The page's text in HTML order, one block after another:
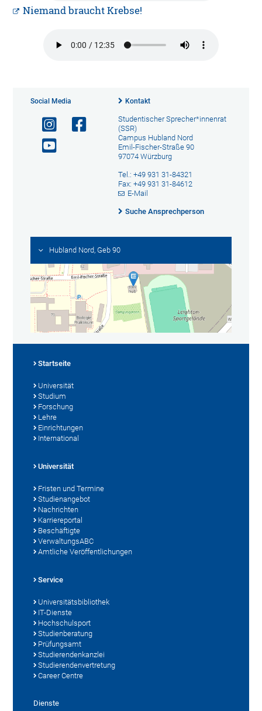
Niemand braucht Krebse!
Social Media Kontakt
Studentischer Sprecher*innenrat
(SSR)
Campus Hubland Nord
Emil-Fischer-Straße 90
97074 Würzburg
Tel.: +49 931 31-84321
Fax: +49 931 31-84612
E-Mail
Suche Ansprechperson
Hubland Nord, Geb 90
Startseite
Universität
Studium
Forschung
Lehre
Einrichtungen
International
Universität
Fristen und Termine
Studienangebot
Nachrichten
Karriereportal
Beschäftigte
VerwaltungsABC
Amtliche Veröffentlichungen
Service
Universitätsbibliothek
IT-Dienste
Hochschulsport
Studienberatung
Prüfungsamt
Studierendenkanzlei
Studierendenvertretung
Career Centre
Dienste